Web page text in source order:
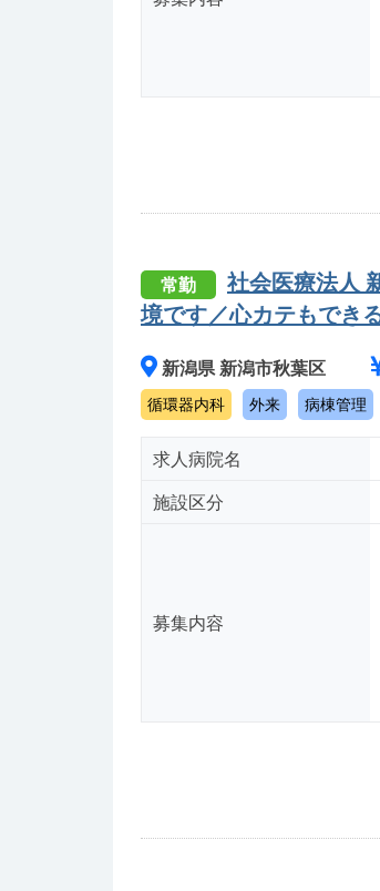
常勤
社会医療法人
境です／心カテもでき
新潟県 新潟市秋葉区
循環器内科 外来 病棟管理
求人病院名
施設区分
募集内容